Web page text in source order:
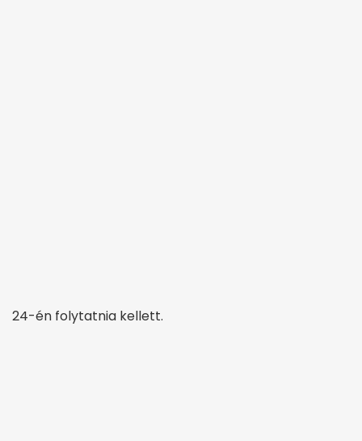
24-én folytatnia kellett.